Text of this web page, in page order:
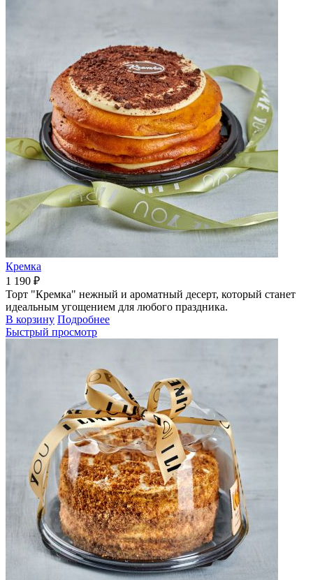
Кремка
1 190 ₽
Торт "Кремка" нежный и ароматный десерт, который станет
идеальным угощением для любого праздника.
В корзину Подробнее
Быстрый просмотр